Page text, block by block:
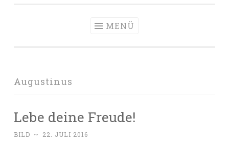
MENÜ
Augustinus
Lebe deine Freude!
BILD ~ 22. JULI 2016